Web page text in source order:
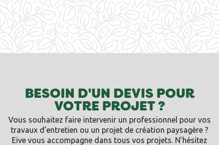
BESOIN D'UN DEVIS POUR
VOTRE PROJET ?
Vous souhaitez faire intervenir un professionnel pour vos
travaux d’entretien ou un projet de création paysagère ?
Eive vous accompagne dans tous vos projets. N’hésitez